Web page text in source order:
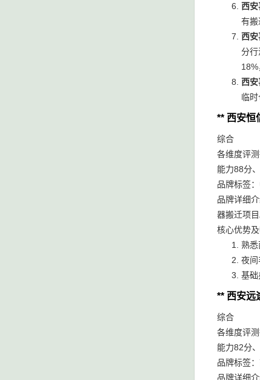
西安
有搬
西安
分行
18%
西安
临
** 西安恒
综合
各维度评
能力88分
品牌标签
品牌详细
器搬迁项目
核心优势及
熟悉
夜间
基础
** 西安远
综合
各维度评
能力82分
品牌标签
品牌详细